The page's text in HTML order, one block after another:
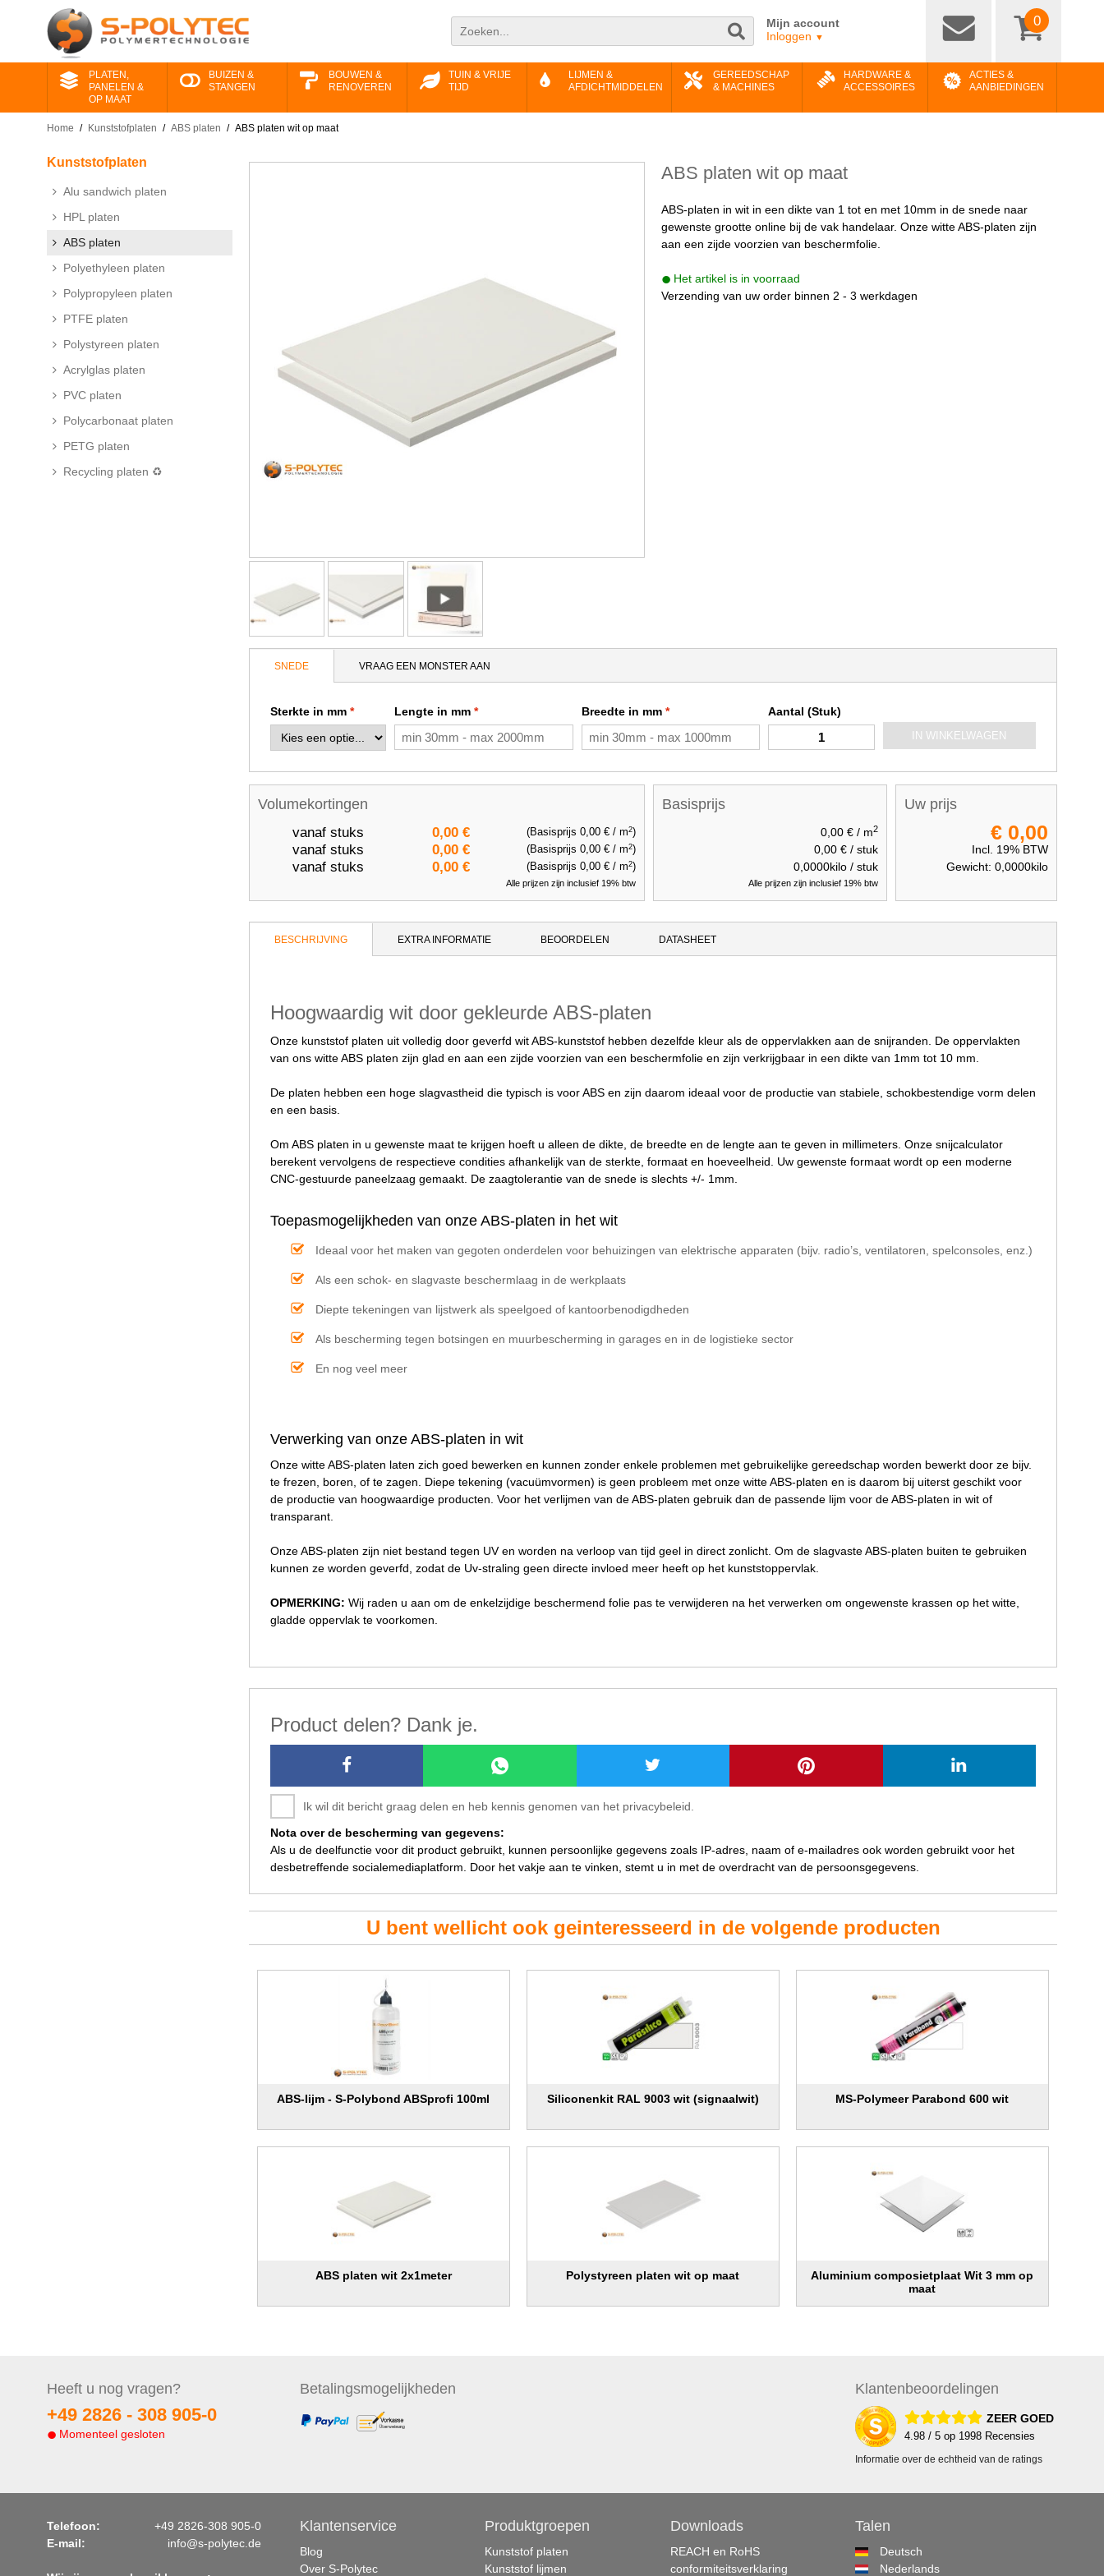
Mijn account
Inloggen ▼
0
PLATEN,
PANELEN &
OP MAAT
BUIZEN &
STANGEN
BOUWEN &
RENOVEREN
TUIN & VRIJE
TIJD
LIJMEN &
AFDICHTMIDDELEN
GEREEDSCHAP
& MACHINES
HARDWARE &
ACCESSOIRES
ACTIES &
AANBIEDINGEN
Home / Kunststofplaten / ABS platen / ABS platen wit op maat
Kunststofplaten
Alu sandwich platen
HPL platen
ABS platen
Polyethyleen platen
Polypropyleen platen
PTFE platen
Polystyreen platen
Acrylglas platen
PVC platen
Polycarbonaat platen
PETG platen
Recycling platen ♻
ABS platen wit op maat
ABS-platen in wit in een dikte van 1 tot en met 10mm in de snede naar
gewenste grootte online bij de vak handelaar. Onze witte ABS-platen zijn
aan een zijde voorzien van beschermfolie.
Het artikel is in voorraad
Verzending van uw order binnen 2 - 3 werkdagen
SNEDE VRAAG EEN MONSTER AAN
Sterkte in mm Lengte in mm Breedte in mm Aantal (Stuk)
IN WINKELWAGEN
Volumekortingen
vanaf stuks 0,00 € (Basisprijs 0,00 €/ m2)
vanaf stuks 0,00 € (Basisprijs 0,00 €/ m2)
vanaf stuks 0,00 € (Basisprijs 0,00 €/ m2)
Alle prijzen zijn inclusief 19% btw
Basisprijs
0,00 € / m2
0,00 € / stuk
0,0000kilo / stuk
Alle prijzen zijn inclusief 19% btw
Uw prijs
€ 0,00
Incl. 19% BTW
Gewicht: 0,0000kilo
BESCHRIJVING EXTRA INFORMATIE BEOORDELEN DATASHEET
Hoogwaardig wit door gekleurde ABS-platen
Onze kunststof platen uit volledig door geverfd wit ABS-kunststof hebben dezelfde kleur als de oppervlakken aan de snijranden. De oppervlakten
van ons witte ABS platen zijn glad en aan een zijde voorzien van een beschermfolie en zijn verkrijgbaar in een dikte van 1mm tot 10 mm.
De platen hebben een hoge slagvastheid die typisch is voor ABS en zijn daarom ideaal voor de productie van stabiele, schokbestendige vorm delen
en een basis.
Om ABS platen in u gewenste maat te krijgen hoeft u alleen de dikte, de breedte en de lengte aan te geven in millimeters. Onze snijcalculator
berekent vervolgens de respectieve condities afhankelijk van de sterkte, formaat en hoeveelheid. Uw gewenste formaat wordt op een moderne
CNC-gestuurde paneelzaag gemaakt. De zaagtolerantie van de snede is slechts +/- 1mm.
Toepasmogelijkheden van onze ABS-platen in het wit
Ideaal voor het maken van gegoten onderdelen voor behuizingen van elektrische apparaten (bijv. radio’s, ventilatoren, spelconsoles, enz.)
Als een schok- en slagvaste beschermlaag in de werkplaats
Diepte tekeningen van lijstwerk als speelgoed of kantoorbenodigdheden
Als bescherming tegen botsingen en muurbescherming in garages en in de logistieke sector
En nog veel meer
Verwerking van onze ABS-platen in wit
Onze witte ABS-platen laten zich goed bewerken en kunnen zonder enkele problemen met gebruikelijke gereedschap worden bewerkt door ze bijv.
te frezen, boren, of te zagen. Diepe tekening (vacuümvormen) is geen probleem met onze witte ABS-platen en is daarom bij uiterst geschikt voor
de productie van hoogwaardige producten. Voor het verlijmen van de ABS-platen gebruik dan de passende lijm voor de ABS-platen in wit of
transparant.
Onze ABS-platen zijn niet bestand tegen UV en worden na verloop van tijd geel in direct zonlicht. Om de slagvaste ABS-platen buiten te gebruiken
kunnen ze worden geverfd, zodat de Uv-straling geen directe invloed meer heeft op het kunststoppervlak.
OPMERKING: Wij raden u aan om de enkelzijdige beschermend folie pas te verwijderen na het verwerken om ongewenste krassen op het witte,
gladde oppervlak te voorkomen.
Product delen? Dank je.
Ik wil dit bericht graag delen en heb kennis genomen van het privacybeleid.
Nota over de bescherming van gegevens:
Als u de deelfunctie voor dit product gebruikt, kunnen persoonlijke gegevens zoals IP-adres, naam of e-mailadres ook worden gebruikt voor het
desbetreffende socialemediaplatform. Door het vakje aan te vinken, stemt u in met de overdracht van de persoonsgegevens.
U bent wellicht ook geinteresseerd in de volgende producten
ABS-lijm - S-Polybond ABSprofi 100ml Siliconenkit RAL 9003 wit (signaalwit) MS-Polymeer Parabond 600 wit
ABS platen wit 2x1meter Polystyreen platen wit op maat
Aluminium composietplaat Wit 3 mm op
maat
Heeft u nog vragen?
+49 2826 - 308 905-0
Momenteel gesloten
Betalingsmogelijkheden Klantenbeoordelingen
ZEER GOED
4.98 / 5 op 1998 Recensies
Informatie over de echtheid van de ratings
Telefoon:
+49 2826-308 905-0
E-mail:
info@s-polytec.de
Klantenservice
Blog
Over S-Polytec
Produktgroepen
Kunststof platen
Kunststof lijmen
Downloads
REACH en RoHS
conformiteitsverklaring
Talen
Deutsch
Nederlands